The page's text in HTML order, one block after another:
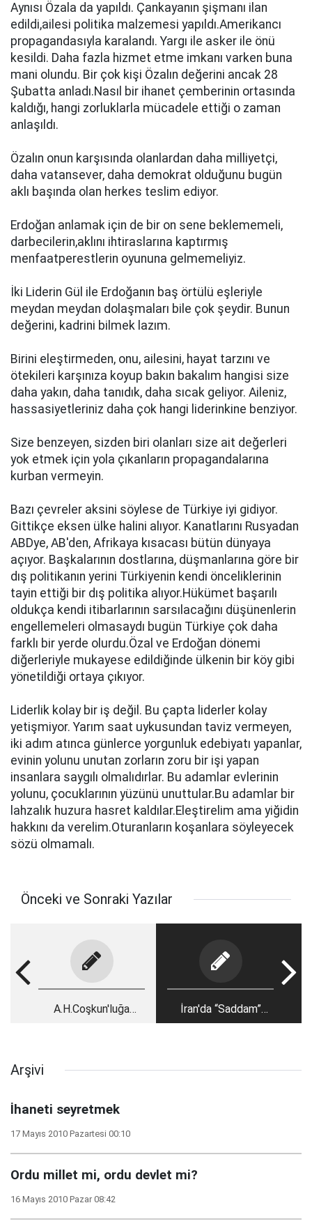
Aynısı Özala da yapıldı. Çankayanın şişmanı ilan
edildi,ailesi politika malzemesi yapıldı.Amerikancı
propagandasıyla karalandı. Yargı ile asker ile önü
kesildi. Daha fazla hizmet etme imkanı varken buna
mani olundu. Bir çok kişi Özalın değerini ancak 28
Şubatta anladı.Nasıl bir ihanet çemberinin ortasında
kaldığı, hangi zorluklarla mücadele ettiği o zaman
anlaşıldı.
Özalın onun karşısında olanlardan daha milliyetçi,
daha vatansever, daha demokrat olduğunu bugün
aklı başında olan herkes teslim ediyor.
Erdoğan anlamak için de bir on sene beklememeli,
darbecilerin,aklını ihtiraslarına kaptırmış
menfaatperestlerin oyununa gelmemeliyiz.
İki Liderin Gül ile Erdoğanın baş örtülü eşleriyle
meydan meydan dolaşmaları bile çok şeydir. Bunun
değerini, kadrini bilmek lazım.
Birini eleştirmeden, onu, ailesini, hayat tarzını ve
ötekileri karşınıza koyup bakın bakalım hangisi size
daha yakın, daha tanıdık, daha sıcak geliyor. Aileniz,
hassasiyetleriniz daha çok hangi liderinkine benziyor.
Size benzeyen, sizden biri olanları size ait değerleri
yok etmek için yola çıkanların propagandalarına
kurban vermeyin.
Bazı çevreler aksini söylese de Türkiye iyi gidiyor.
Gittikçe eksen ülke halini alıyor. Kanatlarını Rusyadan
ABDye, AB'den, Afrikaya kısacası bütün dünyaya
açıyor. Başkalarının dostlarına, düşmanlarına göre bir
dış politikanın yerini Türkiyenin kendi önceliklerinin
tayin ettiği bir dış politika alıyor.Hükümet başarılı
oldukça kendi itibarlarının sarsılacağını düşünenlerin
engellemeleri olmasaydı bugün Türkiye çok daha
farklı bir yerde olurdu.Özal ve Erdoğan dönemi
diğerleriyle mukayese edildiğinde ülkenin bir köy gibi
yönetildiği ortaya çıkıyor.
Liderlik kolay bir iş değil. Bu çapta liderler kolay
yetişmiyor. Yarım saat uykusundan taviz vermeyen,
iki adım atınca günlerce yorgunluk edebiyatı yapanlar,
evinin yolunu unutan zorların zoru bir işi yapan
insanlara saygılı olmalıdırlar. Bu adamlar evlerinin
yolunu, çocuklarının yüzünü unuttular.Bu adamlar bir
lahzalık huzura hasret kaldılar.Eleştirelim ama yiğidin
hakkını da verelim.Oturanların koşanlara söyleyecek
sözü olmamalı.
Önceki ve Sonraki Yazılar
A.H.Coşkun'luğa
İran'da “Saddam”
politikası!
Arşivi
İhaneti seyretmek
17 Mayıs 2010 Pazartesi 00:10
Ordu millet mi, ordu devlet mi?
16 Mayıs 2010 Pazar 08:42